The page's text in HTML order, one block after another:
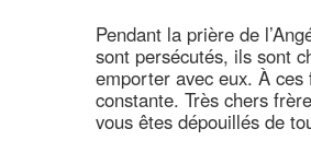
Pendant la prière de
sont persécutés, ils sont
emporter avec eux. À
constante. Très chers
vous êtes dépouillés de